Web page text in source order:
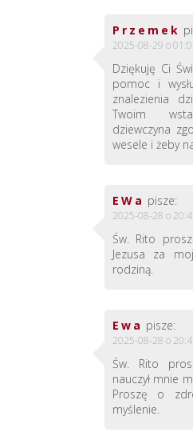
Przemek
2025-08-29 o
Dziękuję Ci
pomoc i
znalezienia
Twoim
dziewczyna
wesele i żeby
EWa pisze:
2025-08-28 o
Św. Rito
Jezusa za
rodziną.
Ewa pisze:
2025-08-28 o
Św. Rito
nauczył mnie
Proszę o
myślenie.